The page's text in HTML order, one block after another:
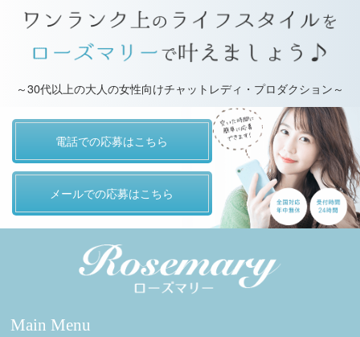
～30代以上の大人の女性向けチャットレディ・プロダクション～
電話での応募はこちら
メールでの応募はこちら
Main Menu